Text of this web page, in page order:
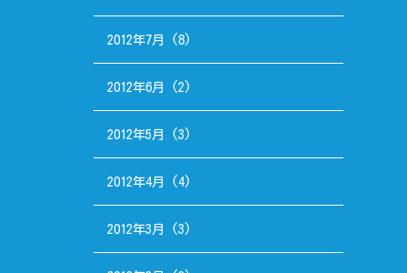
2012年7月 (8)
2012年6月 (2)
2012年5月 (3)
2012年4月 (4)
2012年3月 (3)